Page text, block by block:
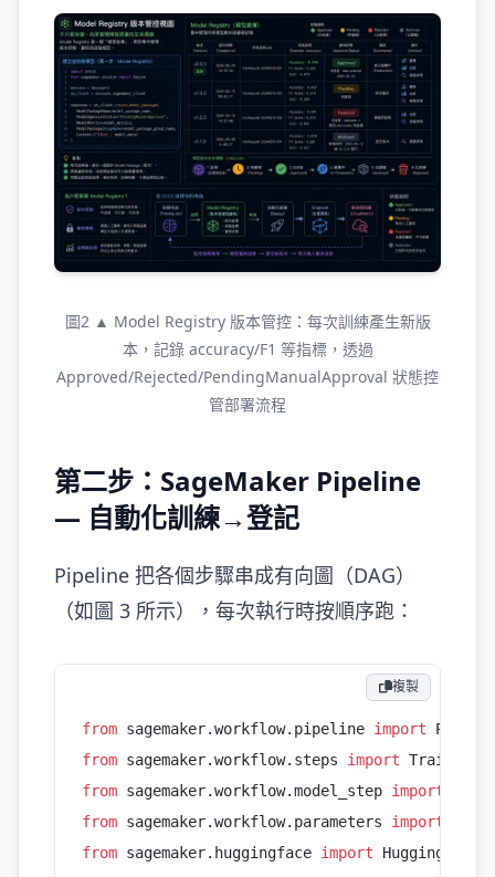
圖2 ▲ Model Registry 版本管控：每次訓練產生新版
本，記錄 accuracy/F1 等指標，透過
Approved/Rejected/PendingManualApproval 狀態控
管部署流程
第二步：SageMaker Pipeline
— 自動化訓練→登記
Pipeline 把各個步驟串成有向圖（DAG）
（如圖 3 所示），每次執行時按順序跑：
from sagemaker.workflow.pipeline import
from sagemaker.workflow.steps import
from sagemaker.workflow.model_step import
from sagemaker.workflow.parameters import
from sagemaker.huggingface import HuggingFace,
複製